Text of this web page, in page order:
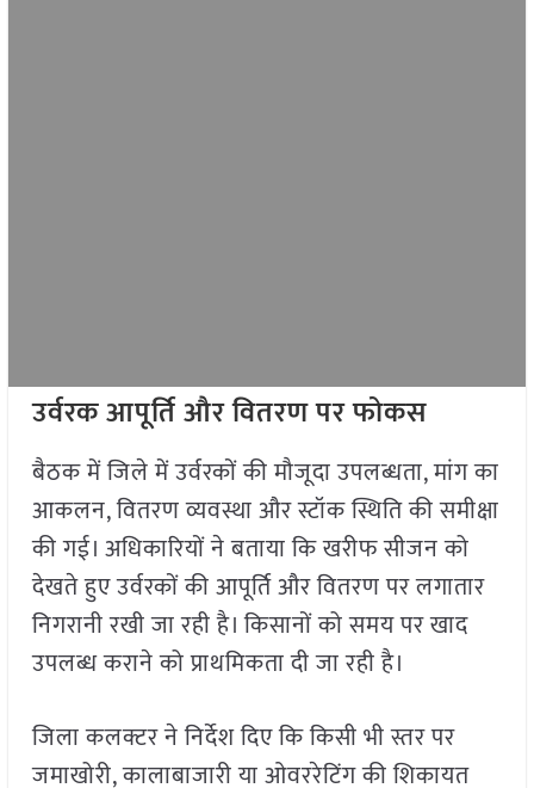
उर्वरक आपूर्ति और वितरण पर फोकस
बैठक में जिले में उर्वरकों की मौजूदा उपलब्धता, मांग का
आकलन, वितरण व्यवस्था और स्टॉक स्थिति की समीक्षा
की गई। अधिकारियों ने बताया कि खरीफ सीजन को
देखते हुए उर्वरकों की आपूर्ति और वितरण पर लगातार
निगरानी रखी जा रही है। किसानों को समय पर खाद
उपलब्ध कराने को प्राथमिकता दी जा रही है।
जिला कलक्टर ने निर्देश दिए कि किसी भी स्तर पर
जमाखोरी, कालाबाजारी या ओवररेटिंग की शिकायत